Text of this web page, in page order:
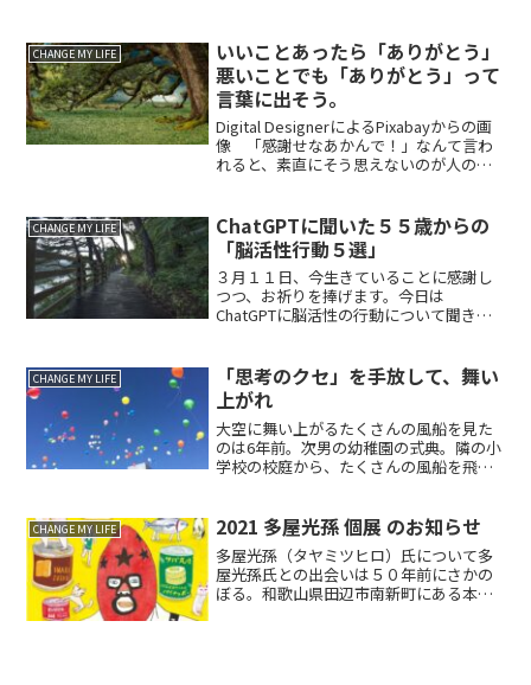
CHANGE MY LIFE
いいことあったら「ありがとう」
悪いことでも「ありがとう」って
言葉に出そう。
Digital DesignerによるPixabayからの画
像 「感謝せなあかんで！」なんて言わ
れると、素直にそう思えないのが人の気
も、感謝することの大切さが書かれてあ
っ...
CHANGE MY LIFE
ChatGPTに聞いた５５歳からの
「脳活性行動５選」
３月１１日、今生きていることに感謝し
つつ、お祈りを捧げます。今日は
ChatGPTに脳活性の行動について聞きま
５つ教えてください」１、運動すること
運動は脳にとってとても重...
CHANGE MY LIFE
「思考のクセ」を手放して、舞い
上がれ
大空に舞い上がるたくさんの風船を見た
のは6年前。次男の幼稚園の式典。隣の小
学校の校庭から、たくさんの風船を飛ば
くなっていく。空を見上げて、すぐさま
何枚も写真に収める。そ...
CHANGE MY LIFE 2021 多屋光孫 個展 のお知らせ
多屋光孫（タヤミツヒロ）氏について多
屋光孫氏との出会いは５０年前にさかの
ぼる。和歌山県田辺市南新町にある本屋